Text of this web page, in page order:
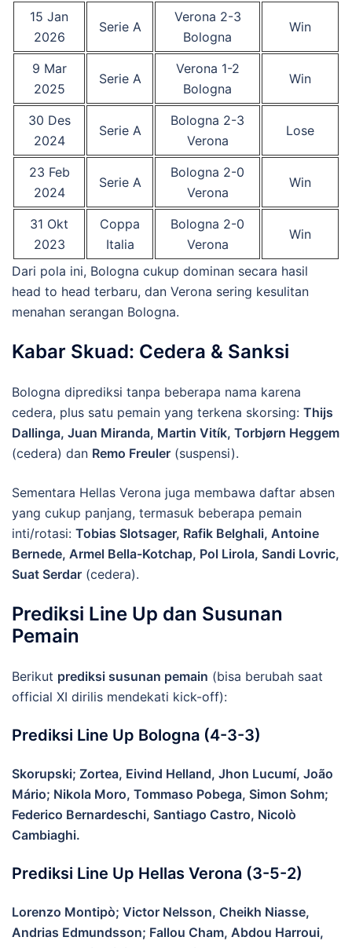
15 Jan
2026
Serie A
Verona 2-3
Bologna
Win
9 Mar
2025
Serie A
Verona 1-2
Bologna
Win
30 Des
2024
Serie A
Bologna 2-3
Verona
Lose
23 Feb
2024
Serie A
Bologna 2-0
Verona
Win
31 Okt
2023
Coppa
Italia
Bologna 2-0
Verona
Win
Dari pola ini, Bologna cukup dominan secara hasil
head to head terbaru, dan Verona sering kesulitan
menahan serangan Bologna.
Kabar Skuad: Cedera & Sanksi
Bologna diprediksi tanpa beberapa nama karena
cedera, plus satu pemain yang terkena skorsing: Thijs
Dallinga, Juan Miranda, Martin Vitík, Torbjørn Heggem
(cedera) dan Remo Freuler (suspensi).
Sementara Hellas Verona juga membawa daftar absen
yang cukup panjang, termasuk beberapa pemain
inti/rotasi: Tobias Slotsager, Rafik Belghali, Antoine
Bernede, Armel Bella-Kotchap, Pol Lirola, Sandi Lovric,
Suat Serdar (cedera).
Prediksi Line Up dan Susunan
Pemain
Berikut prediksi susunan pemain (bisa berubah saat
official XI dirilis mendekati kick-off):
Prediksi Line Up Bologna (4-3-3)
Skorupski; Zortea, Eivind Helland, Jhon Lucumí, João
Mário; Nikola Moro, Tommaso Pobega, Simon Sohm;
Federico Bernardeschi, Santiago Castro, Nicolò
Cambiaghi.
Prediksi Line Up Hellas Verona (3-5-2)
Lorenzo Montipò; Victor Nelsson, Cheikh Niasse,
Andrias Edmundsson; Fallou Cham, Abdou Harroui,